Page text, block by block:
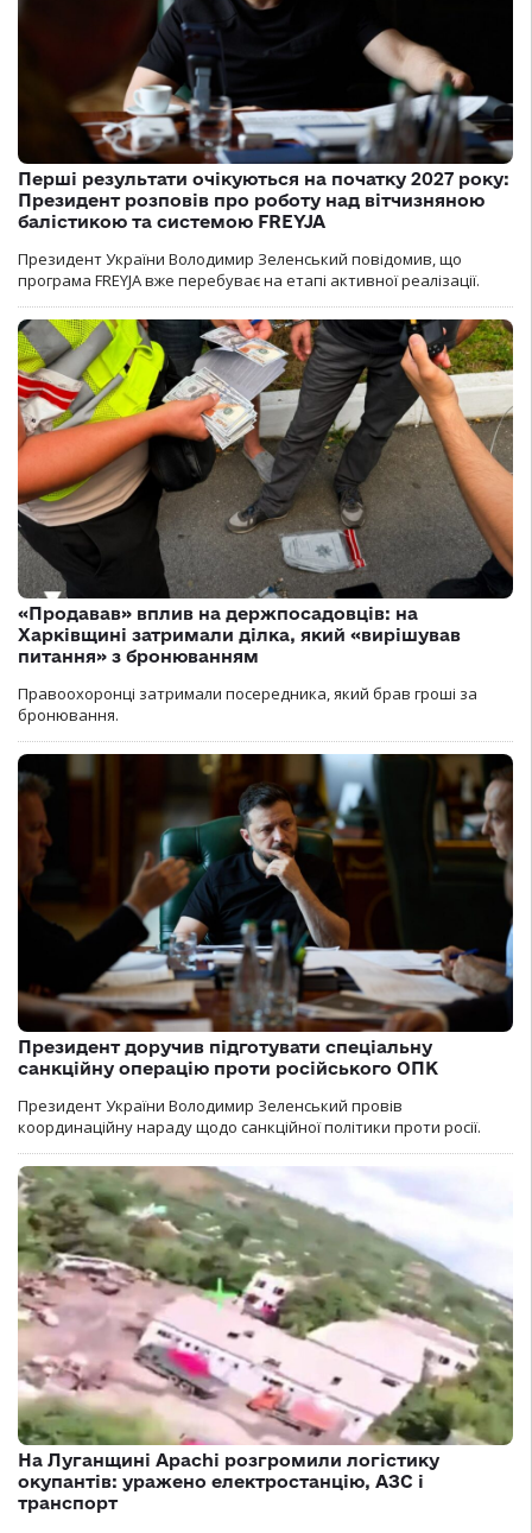
Перші результати очікуються на початку 2027 року:
Президент розповів про роботу над вітчизняною
балістикою та системою FREYJA
Президент України Володимир Зеленський повідомив, що
програма FREYJA вже перебуває на етапі активної реалізації.
«Продавав» вплив на держпосадовців: на
Харківщині затримали ділка, який «вирішував
питання» з бронюванням
Правоохоронці затримали посередника, який брав гроші за
бронювання.
Президент доручив підготувати спеціальну
санкційну операцію проти російського ОПК
Президент України Володимир Зеленський провів
координаційну нараду щодо санкційної політики проти росії.
На Луганщині Apachi розгромили логістику
окупантів: уражено електростанцію, АЗС і
транспорт